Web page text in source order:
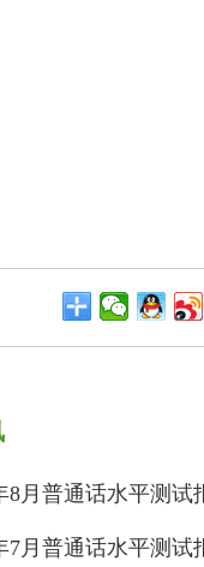
8月普通话水平测试
7月普通话水平测试